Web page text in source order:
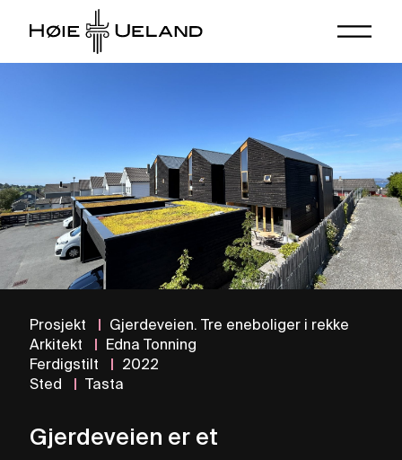
Prosjekt
Gjerdeveien. Tre eneboliger i rekke
Arkitekt
Edna Tonning
Ferdigstilt
2022
Sted
Tasta
Gjerdeveien er et